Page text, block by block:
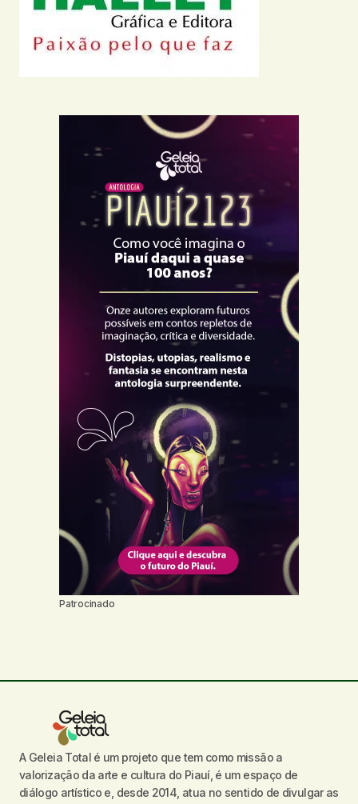
Patrocinado
A Geleia Total é um projeto que tem como missão a
valorização da arte e cultura do Piauí, é um espaço de
diálogo artístico e, desde 2014, atua no sentido de divulgar as